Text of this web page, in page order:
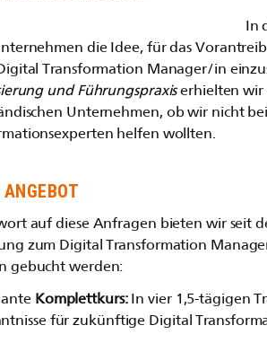
In
die Idee, für das
Transformation Manager/in
und Führungspraxiserhielten wir
Unternehmen, ob wir nicht
helfen wollten.
ANGEBOT
auf diese Anfragen bieten wir seit
zum Digital Transformation
gebucht werden:
Komplettkurs:In vier 1,5-tägigen
für zukünftige Digital